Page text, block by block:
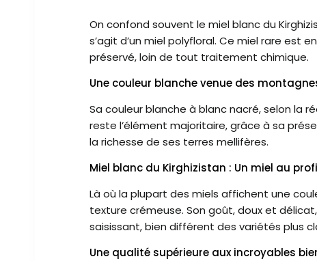
On confond souvent le miel blanc du
s’agit d’un miel polyfloral. Ce miel rare est
préservé, loin de tout traitement chimique.
Une couleur blanche venue des
Sa couleur blanche à blanc nacré, selon la
reste l’élément majoritaire, grâce à sa
la richesse de ses terres mellifères.
Miel blanc du Kirghizistan : Un miel au
Là où la plupart des miels affichent une
texture crémeuse. Son goût, doux et
saisissant, bien différent des variétés plus
Une qualité supérieure aux incroyables